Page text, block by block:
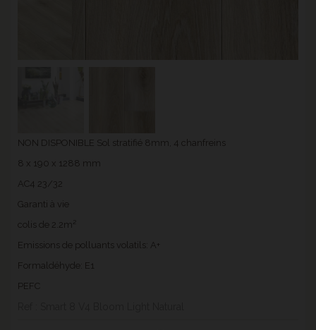
NON DISPONIBLE Sol stratifié 8mm, 4 chanfreins
8 x 190 x 1288 mm
AC4 23/32
Garanti à vie
colis de 2.2m²
Emissions de polluants volatils: A+
Formaldéhyde: E1
PEFC